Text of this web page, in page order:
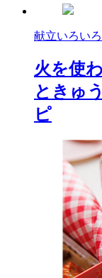
献立いろいろ
火を使
ときゅ
ピ